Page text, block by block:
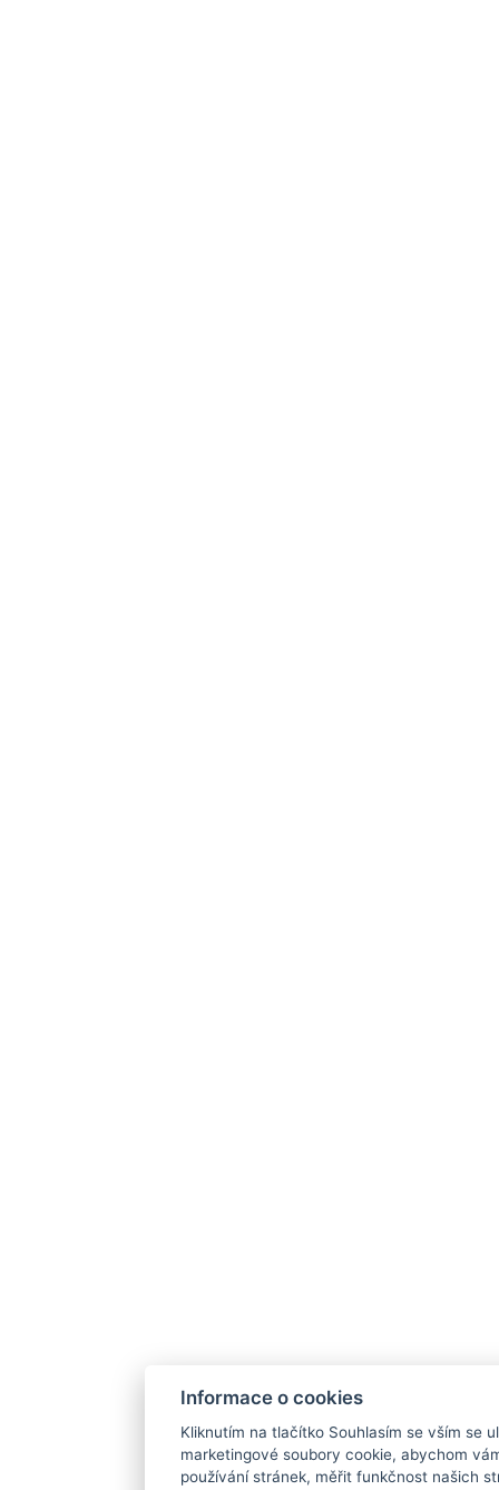
Informace o cookies
Kliknutím na tlačítko Souhlasím se vším se
marketingové soubory cookie, abychom
používání stránek, měřit funkčnost našich